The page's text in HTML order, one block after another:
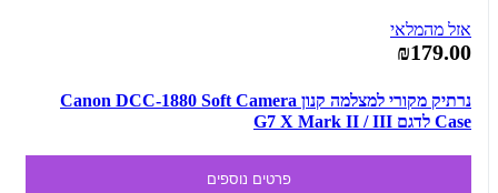
אזל מהמלאי
₪179.00
נרתיק מקורי למצלמה קנון Canon DCC-1880 Soft Camera
Case לדגם G7 X Mark II / III
פרטים נוספים